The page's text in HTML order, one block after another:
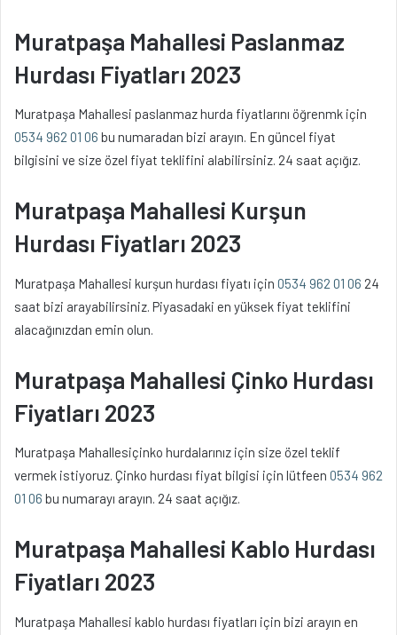
Muratpaşa Mahallesi Paslanmaz
Hurdası Fiyatları 2023
Muratpaşa Mahallesi paslanmaz hurda fiyatlarını öğrenmk için
0534 962 01 06 bu numaradan bizi arayın. En güncel fiyat
bilgisini ve size özel fiyat teklifini alabilirsiniz. 24 saat açığız.
Muratpaşa Mahallesi Kurşun
Hurdası Fiyatları 2023
Muratpaşa Mahallesi kurşun hurdası fiyatı için 0534 962 01 06 24
saat bizi arayabilirsiniz. Piyasadaki en yüksek fiyat teklifini
alacağınızdan emin olun.
Muratpaşa Mahallesi Çinko Hurdası
Fiyatları 2023
Muratpaşa Mahallesiçinko hurdalarınız için size özel teklif
vermek istiyoruz. Çinko hurdası fiyat bilgisi için lütfeen 0534 962
01 06 bu numarayı arayın. 24 saat açığız.
Muratpaşa Mahallesi Kablo Hurdası
Fiyatları 2023
Muratpaşa Mahallesi kablo hurdası fiyatları için bizi arayın en